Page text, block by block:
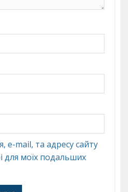
e-mail, та адресу сайту
для моїх подальших